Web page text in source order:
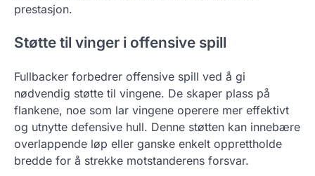
prestasjon.
Støtte til vinger i offensive spill
Fullbacker forbedrer offensive spill ved å gi
nødvendig støtte til vingene. De skaper plass på
flankene, noe som lar vingene operere mer effektivt
og utnytte defensive hull. Denne støtten kan innebære
overlappende løp eller ganske enkelt opprettholde
bredde for å strekke motstanderens forsvar.